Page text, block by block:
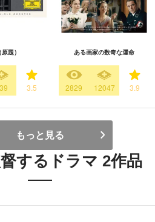
題）
3.5
ある画家の数奇な運命
2829 12047 3.9
もっと見る
するドラマ 2作品